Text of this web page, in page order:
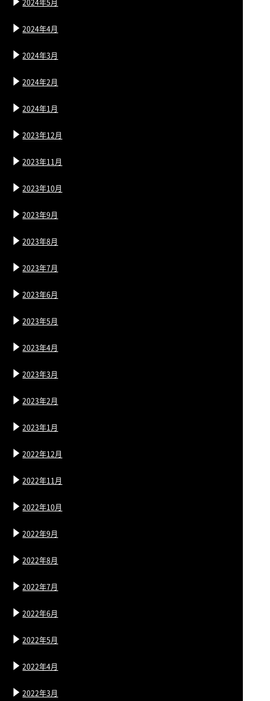
2024年4月
2024年3月
2024年2月
2024年1月
2023年12月
2023年11月
2023年10月
2023年9月
2023年8月
2023年7月
2023年6月
2023年5月
2023年4月
2023年3月
2023年2月
2023年1月
2022年12月
2022年11月
2022年10月
2022年9月
2022年8月
2022年7月
2022年6月
2022年5月
2022年4月
2022年3月